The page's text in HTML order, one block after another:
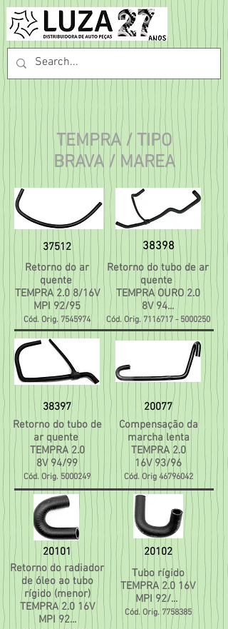
TEMPRA / TIPO
BRAVA / MAREA
37512 38398
Retorno do ar
quente
TEMPRA 2.0 8/16V
MPI 92/95
Cód. Orig. 7545974
Retorno do tubo de ar
quente
TEMPRA OURO 2.0
8V 94...
Cód. Orig. 7116717 - 5000250
38397
Retorno do tubo de
ar quente
TEMPRA 2.0
8V 94/99
Cód. Orig. 5000249
20101
Retorno do radiador
de óleo ao tubo
rígido (menor)
TEMPRA 2.0 16V
MPI 92...
20077
Compensação da
marcha lenta
TEMPRA 2.0
16V 93/96
Cód. Orig 46796042
20102
Tubo rígido
TEMPRA 2.0 16V
MPI 92/...
Cód. Orig. 7758385